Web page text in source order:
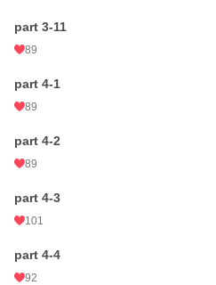
part 3-11
89
part 4-1
89
part 4-2
89
part 4-3
101
part 4-4
92